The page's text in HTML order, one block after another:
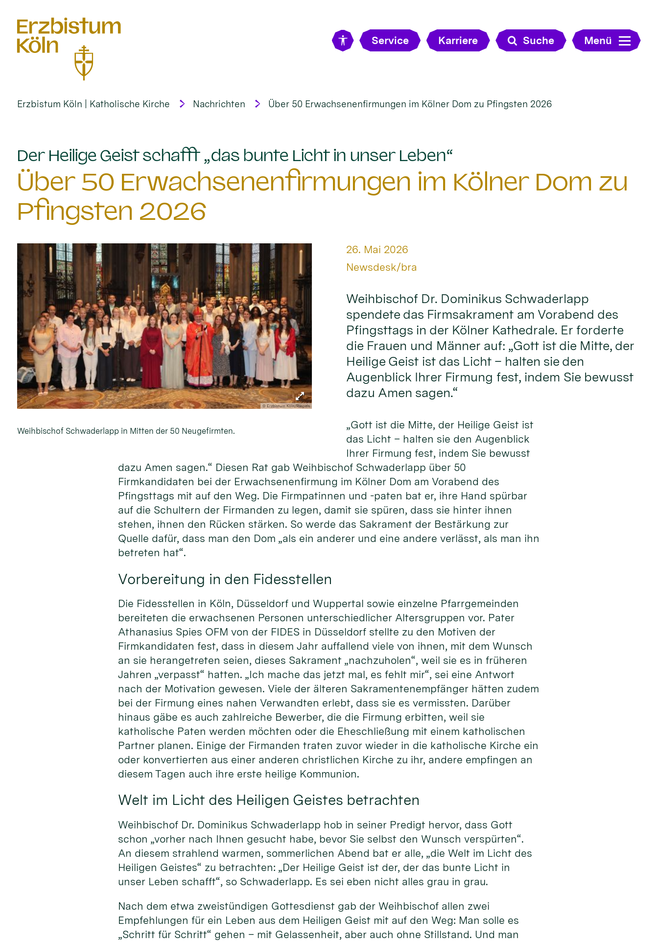
Service Karriere Suche Menü
Erzbistum Köln | Katholische Kirche Nachrichten Über 50 Erwachsenenfirmungen im Kölner Dom zu Pfingsten 2026
Der Heilige Geist schafft „das bunte Licht in unser Leben“
Über 50 Erwachsenenfirmungen im Kölner Dom zu
Pfingsten 2026
© Erzbistum Köln/Raspels
Weihbischof Schwaderlapp in Mitten der 50 Neugefirmten.
Datum:
26. Mai 2026
Von:
Newsdesk/bra
Weihbischof Dr. Dominikus Schwaderlapp
spendete das Firmsakrament am Vorabend des
Pfingsttags in der Kölner Kathedrale. Er forderte
die Frauen und Männer auf: „Gott ist die Mitte, der
Heilige Geist ist das Licht – halten sie den
Augenblick Ihrer Firmung fest, indem Sie bewusst
dazu Amen sagen.“
„Gott ist die Mitte, der Heilige Geist ist
das Licht – halten sie den Augenblick
Ihrer Firmung fest, indem Sie bewusst
dazu Amen sagen.“ Diesen Rat gab Weihbischof Schwaderlapp über 50
Firmkandidaten bei der Erwachsenenfirmung im Kölner Dom am Vorabend des
Pfingsttags mit auf den Weg. Die Firmpatinnen und -paten bat er, ihre Hand spürbar
auf die Schultern der Firmanden zu legen, damit sie spüren, dass sie hinter ihnen
stehen, ihnen den Rücken stärken. So werde das Sakrament der Bestärkung zur
Quelle dafür, dass man den Dom „als ein anderer und eine andere verlässt, als man ihn
betreten hat“.
Vorbereitung in den Fidesstellen
Die Fidesstellen in Köln, Düsseldorf und Wuppertal sowie einzelne Pfarrgemeinden
bereiteten die erwachsenen Personen unterschiedlicher Altersgruppen vor. Pater
Athanasius Spies OFM von der FIDES in Düsseldorf stellte zu den Motiven der
Firmkandidaten fest, dass in diesem Jahr auffallend viele von ihnen, mit dem Wunsch
an sie herangetreten seien, dieses Sakrament „nachzuholen“, weil sie es in früheren
Jahren „verpasst“ hatten. „Ich mache das jetzt mal, es fehlt mir“, sei eine Antwort
nach der Motivation gewesen. Viele der älteren Sakramentenempfänger hätten zudem
bei der Firmung eines nahen Verwandten erlebt, dass sie es vermissten. Darüber
hinaus gäbe es auch zahlreiche Bewerber, die die Firmung erbitten, weil sie
katholische Paten werden möchten oder die Eheschließung mit einem katholischen
Partner planen. Einige der Firmanden traten zuvor wieder in die katholische Kirche ein
oder konvertierten aus einer anderen christlichen Kirche zu ihr, andere empfingen an
diesem Tagen auch ihre erste heilige Kommunion.
Welt im Licht des Heiligen Geistes betrachten
Weihbischof Dr. Dominikus Schwaderlapp hob in seiner Predigt hervor, dass Gott
schon „vorher nach Ihnen gesucht habe, bevor Sie selbst den Wunsch verspürten“.
An diesem strahlend warmen, sommerlichen Abend bat er alle, „die Welt im Licht des
Heiligen Geistes“ zu betrachten: „Der Heilige Geist ist der, der das bunte Licht in
unser Leben schafft“, so Schwaderlapp. Es sei eben nicht alles grau in grau.
Nach dem etwa zweistündigen Gottesdienst gab der Weihbischof allen zwei
Empfehlungen für ein Leben aus dem Heiligen Geist mit auf den Weg: Man solle es
„Schritt für Schritt“ gehen – mit Gelassenheit, aber auch ohne Stillstand. Und man